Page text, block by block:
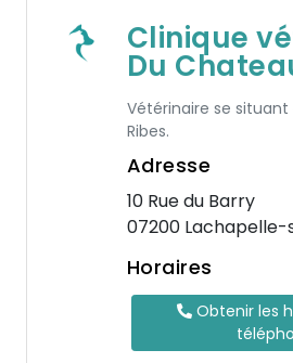
Clinique
Du
Vétérinaire se situant
Ribes.
Adresse
10 Rue du Barry
07200 Lachapelle-
Horaires
Obtenir les